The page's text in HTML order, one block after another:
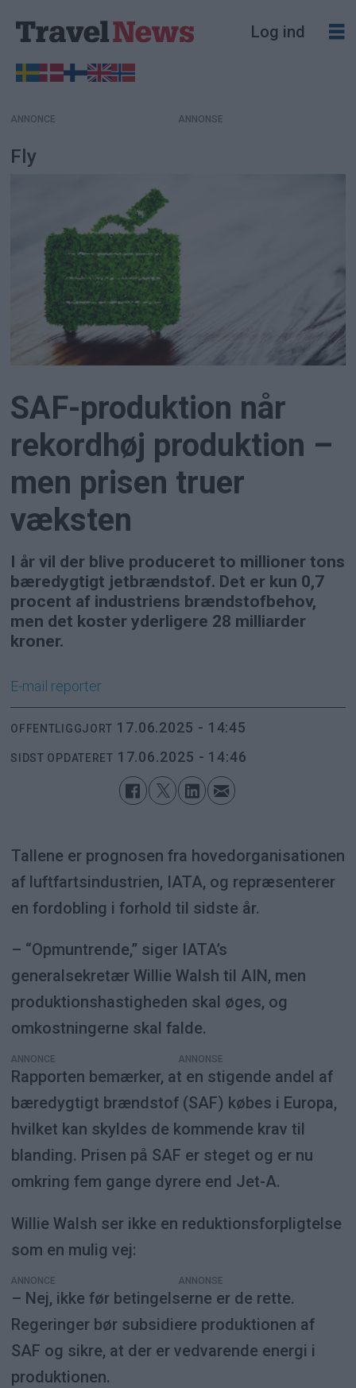
Log ind
ANNONCE
Fly
SAF-produktion når
rekordhøj produktion –
men prisen truer
væksten
I år vil der blive produceret to millioner tons
bæredygtigt jetbrændstof. Det er kun 0,7
procent af industriens brændstofbehov,
men det koster yderligere 28 milliarder
kroner.
E-mail reporter
OFFENTLIGGJORT 17.06.2025 - 14:45
SIDST OPDATERET 17.06.2025 - 14:46
Tallene er prognosen fra hovedorganisationen
af luftfartsindustrien, IATA, og repræsenterer
en fordobling i forhold til sidste år.
– “Opmuntrende,” siger IATA’s
generalsekretær Willie Walsh til AIN, men
produktionshastigheden skal øges, og
omkostningerne skal falde.
ANNONCE
Rapporten bemærker, at en stigende andel af
bæredygtigt brændstof (SAF) købes i Europa,
hvilket kan skyldes de kommende krav til
blanding. Prisen på SAF er steget og er nu
omkring fem gange dyrere end Jet-A.
Willie Walsh ser ikke en reduktionsforpligtelse
som en mulig vej:
ANNONCE
– Nej, ikke før betingelserne er de rette.
Regeringer bør subsidiere produktionen af
SAF og sikre, at der er vedvarende energi i
produktionen.